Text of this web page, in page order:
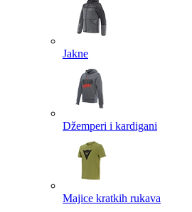
Jakne
Džemperi i kardigani
Majice kratkih rukava